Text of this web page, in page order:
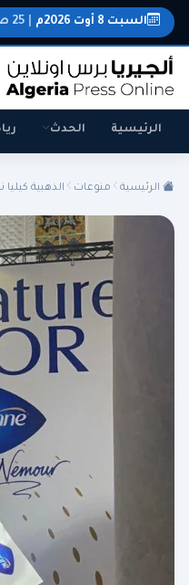
السبت 8 أوت 2026م 25 صفر 1448 هـ
الرئيسية الحدث
الرئيسية منوعات الذهبية